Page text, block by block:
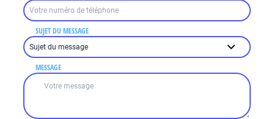
SUJET DU MESSAGE
MESSAGE